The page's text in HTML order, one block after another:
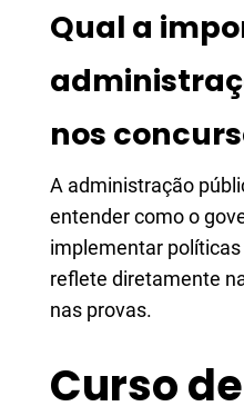
Qual a
nos
A administração
entender como o
implementar
reflete diretamente
nas provas.
Curso